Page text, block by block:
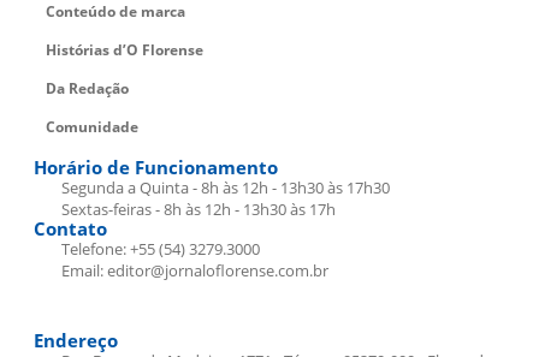
Conteúdo de marca
Histórias d’O Florense
Da Redação
Comunidade
Horário de Funcionamento
Segunda a Quinta - 8h às 12h - 13h30 às 17h30
Sextas-feiras - 8h às 12h - 13h30 às 17h
Contato
Telefone: +55 (54) 3279.3000
Email: editor@jornaloflorense.com.br
Endereço